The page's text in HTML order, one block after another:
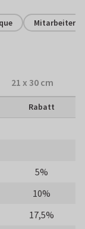
Mitarbeiter
21 x 30 cm
Rabatt
5%
10%
17,5%